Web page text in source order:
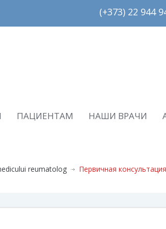
(+373) 22 944
ПАЦИЕНТАМ НАШИ ВРАЧИ
reumatolog Первичная консультация